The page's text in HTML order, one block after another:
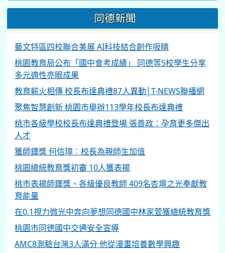
同德新聞
藝文特區四校聯合美展 AI科技結合創作吸睛
桃園教育局公布「國中會考成績」 同德等5校學生分享
多元適性亮眼成果
教育薪火相傳 校長布達典禮87人異動│T-NEWS聯播網
聚焦智慧創新 桃園市舉辦113學年校長布達典禮
桃市各級學校校長布達典禮登場 張善政：孕育更多傑出
人才
獲師鐸獎 何信璋︰校長為親師生加值
桃園總統教育獎初審 10人獲表揚
桃市表揚師鐸獎、各級優良教師 409名杏壇之光奉獻教
育能量
在0.1視力微光中奔向夢想同德國中林家萱獲總統教育獎
桃園市同德國中交通安全宣導
AMC8測驗台灣3人滿分 他從漫畫培養數學興趣